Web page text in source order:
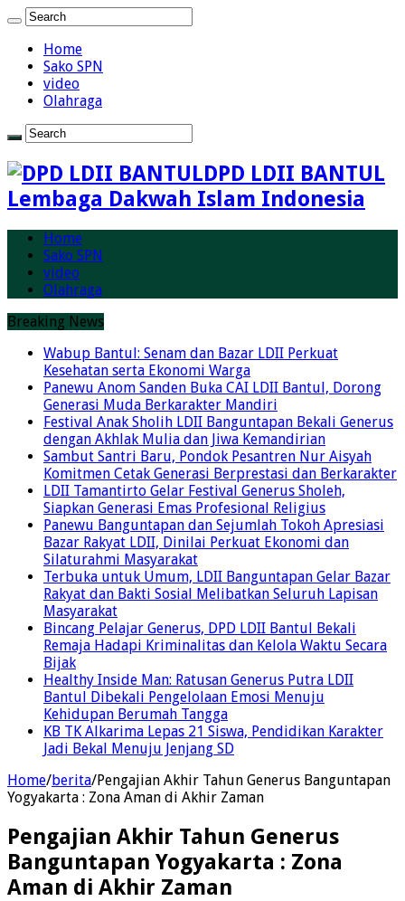
Home
Sako SPN
video
Olahraga
DPD LDII BANTUL
Lembaga Dakwah Islam Indonesia
Home
Sako SPN
video
Olahraga
Breaking News
Wabup Bantul: Senam dan Bazar LDII Perkuat
Kesehatan serta Ekonomi Warga
Panewu Anom Sanden Buka CAI LDII Bantul, Dorong
Generasi Muda Berkarakter Mandiri
Festival Anak Sholih LDII Banguntapan Bekali Generus
dengan Akhlak Mulia dan Jiwa Kemandirian
Sambut Santri Baru, Pondok Pesantren Nur Aisyah
Komitmen Cetak Generasi Berprestasi dan Berkarakter
LDII Tamantirto Gelar Festival Generus Sholeh,
Siapkan Generasi Emas Profesional Religius
Panewu Banguntapan dan Sejumlah Tokoh Apresiasi
Bazar Rakyat LDII, Dinilai Perkuat Ekonomi dan
Silaturahmi Masyarakat
Terbuka untuk Umum, LDII Banguntapan Gelar Bazar
Rakyat dan Bakti Sosial Melibatkan Seluruh Lapisan
Masyarakat
Bincang Pelajar Generus, DPD LDII Bantul Bekali
Remaja Hadapi Kriminalitas dan Kelola Waktu Secara
Bijak
Healthy Inside Man: Ratusan Generus Putra LDII
Bantul Dibekali Pengelolaan Emosi Menuju
Kehidupan Berumah Tangga
KB TK Alkarima Lepas 21 Siswa, Pendidikan Karakter
Jadi Bekal Menuju Jenjang SD
Home/berita/Pengajian Akhir Tahun Generus Banguntapan
Yogyakarta : Zona Aman di Akhir Zaman
Pengajian Akhir Tahun Generus
Banguntapan Yogyakarta : Zona
Aman di Akhir Zaman